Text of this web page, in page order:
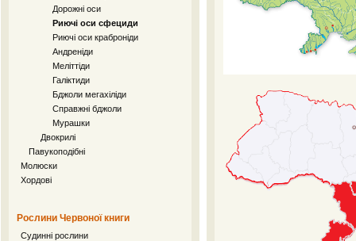
Дорожні оси
Риючі оси сфециди
Риючі оси краброніди
Андреніди
Меліттіди
Галіктиди
Бджоли мегахіліди
Справжні бджоли
Мурашки
Двокрилі
Павукоподібні
Молюски
Хордові
Рослини Червоної книги
Судинні рослини